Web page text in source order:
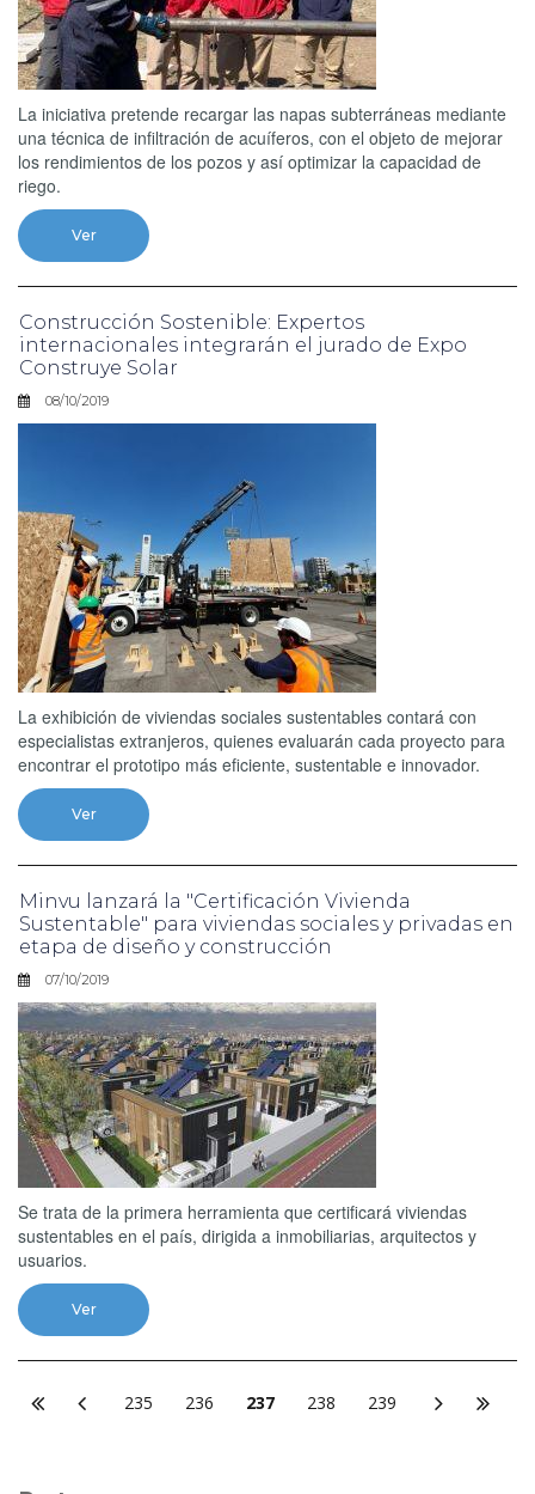
La iniciativa pretende recargar las napas subterráneas mediante
una técnica de infiltración de acuíferos, con el objeto de mejorar
los rendimientos de los pozos y así optimizar la capacidad de
riego.
Ver
Construcción Sostenible: Expertos
internacionales integrarán el jurado de Expo
Construye Solar
08/10/2019
La exhibición de viviendas sociales sustentables contará con
especialistas extranjeros, quienes evaluarán cada proyecto para
encontrar el prototipo más eficiente, sustentable e innovador.
Ver
Minvu lanzará la "Certificación Vivienda
Sustentable" para viviendas sociales y privadas en
etapa de diseño y construcción
07/10/2019
Se trata de la primera herramienta que certificará viviendas
sustentables en el país, dirigida a inmobiliarias, arquitectos y
usuarios.
Ver
235 236 237 238 239